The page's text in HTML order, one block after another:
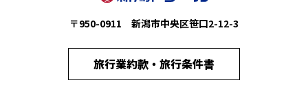
〒950-0911 新潟市中央区笹口2-12-3
旅行業約款・旅行条件書